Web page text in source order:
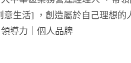
意生活] ，創造屬於自己理想的
導力｜個人品牌